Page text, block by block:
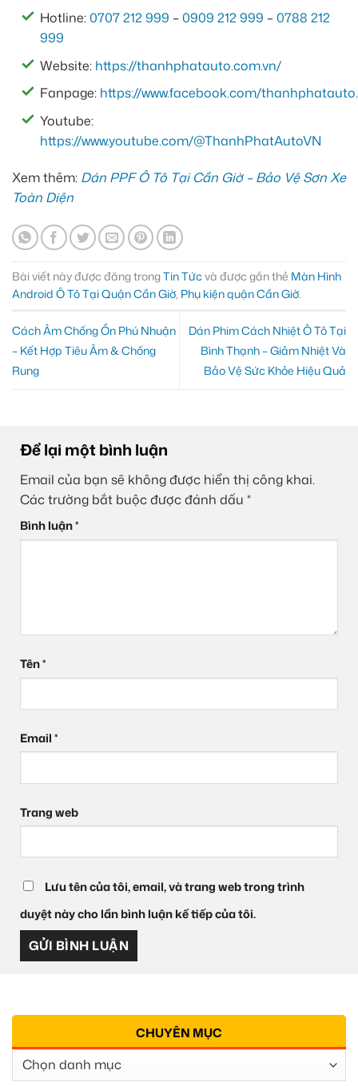
Hotline:0707 212 999 –0909 212 999 –0788 212
999
Website: https://thanhphatauto.com.vn/
Fanpage: https://www.facebook.com/
Youtube:
https://www.youtube.com/@ThanhPhatAutoVN
Xem thêm: Dán PPF Ô Tô Tại Cần Giờ – Bảo Vệ Sơn Xe
Toàn Diện
Bài viết này được đăng trongTin Tứcvà được gắn thẻ Màn Hình
Android Ô Tô Tại Quận Cần Giờ Phụ kiện quận Cần Giờ
Cách Âm Chống Ồn Phú Nhuận
– Kết Hợp Tiêu Âm & Chống
Rung
Dán Phim Cách Nhiệt Ô Tô Tại
Bình Thạnh – Giảm Nhiệt Và
Bảo Vệ Sức Khỏe Hiệu Quả
Để lại một bình luận
Email của bạn sẽ không được hiển thị công khai.
Các trường bắt buộc được đánh dấu *
Bình luận*
Tên*
Email*
Trang web
Lưu tên của tôi, email, và trang web trong trình
duyệt này cho lần bình luận kế tiếp của tôi.
CHUYÊN MỤC
Chuyên
Mục